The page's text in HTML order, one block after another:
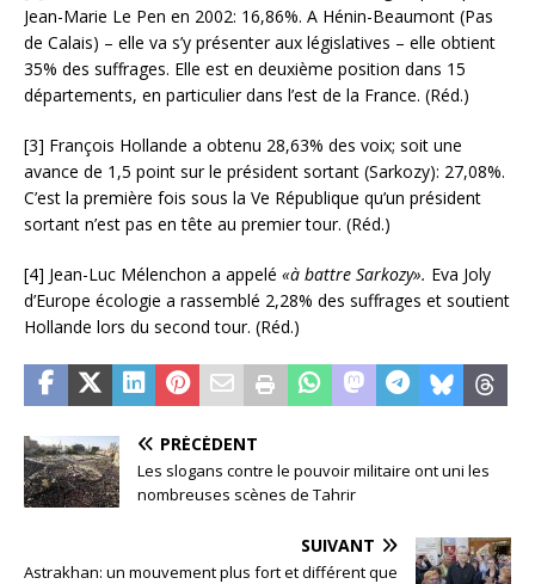
Jean-Marie Le Pen en 2002: 16,86%. A Hénin-Beaumont (Pas
de Calais) – elle va s’y présenter aux législatives – elle obtient
35% des suffrages. Elle est en deuxième position dans 15
départements, en particulier dans l’est de la France. (Réd.)
[3] François Hollande a obtenu 28,63% des voix; soit une
avance de 1,5 point sur le président sortant (Sarkozy): 27,08%.
C’est la première fois sous la Ve République qu’un président
sortant n’est pas en tête au premier tour. (Réd.)
[4] Jean-Luc Mélenchon a appelé «à battre Sarkozy». Eva Joly
d’Europe écologie a rassemblé 2,28% des suffrages et soutient
Hollande lors du second tour. (Réd.)
PRÉCÉDENT
Les slogans contre le pouvoir militaire ont uni les
nombreuses scènes de Tahrir
SUIVANT
Astrakhan: un mouvement plus fort et différent que